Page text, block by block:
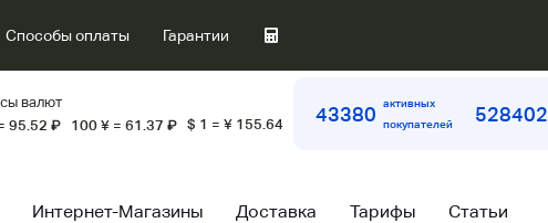
Способы оплаты Гарантии
валют
95.52 ₽ 100 ¥ = 61.37 ₽ $ 1 = ¥ 155.64 43380
активных
покупателей
528402
Интернет-Магазины Доставка Тарифы Статьи